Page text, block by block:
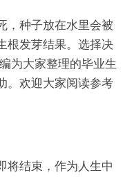
，种子放在水里会被
根发芽结果。选择决
为大家整理的毕业生
。欢迎大家阅读参考
将结束，作为人生中